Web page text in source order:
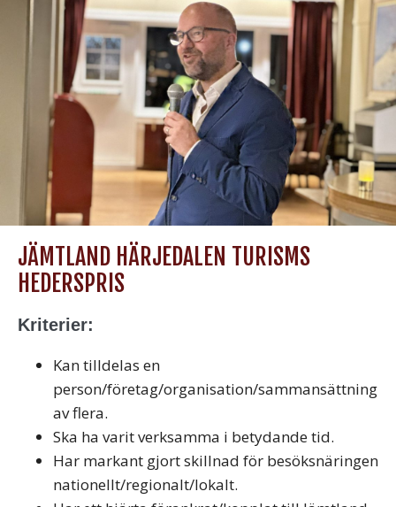
JÄMTLAND HÄRJEDALEN TURISMS
HEDERSPRIS
Kriterier:
Kan tilldelas en
person/företag/organisation/sammansättning
av flera.
Ska ha varit verksamma i betydande tid.
Har markant gjort skillnad för besöksnäringen
nationellt/regionalt/lokalt.